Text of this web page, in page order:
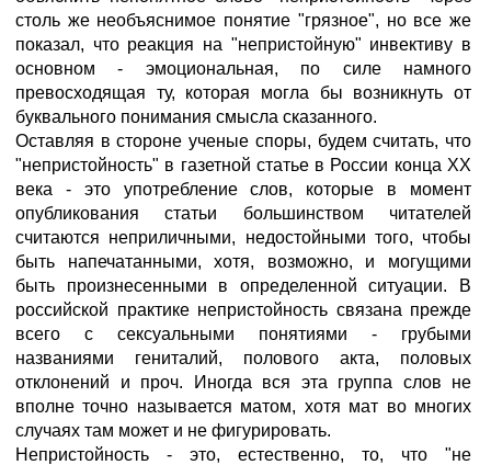
столь же необъяснимое понятие "грязное", но все же
показал, что реакция на "непристойную" инвективу в
основном - эмоциональная, по силе намного
превосходящая ту, которая могла бы возникнуть от
буквального понимания смысла сказанного.
Оставляя в стороне ученые споры, будем считать, что
"непристойность" в газетной статье в России конца XX
века - это употребление слов, которые в момент
опубликования статьи большинством читателей
считаются неприличными, недостойными того, чтобы
быть напечатанными, хотя, возможно, и могущими
быть произнесенными в определенной ситуации. В
российской практике непристойность связана прежде
всего с сексуальными понятиями - грубыми
названиями гениталий, полового акта, половых
отклонений и проч. Иногда вся эта группа слов не
вполне точно называется матом, хотя мат во многих
случаях там может и не фигурировать.
Непристойность - это, естественно, то, что "не